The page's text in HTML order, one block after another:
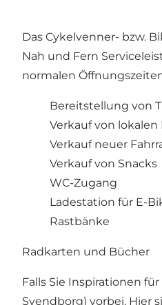
Das Cykelvenner- bzw.
Nah und Fern
normalen
Bereitstellung von
Verkauf von
Verkauf neuer
Verkauf von Snacks
WC-Zugang
Ladestation für E-
Rastbänke
Radkarten und Bücher
Falls Sie Inspirationen
Svendborg) vorbei. Hier